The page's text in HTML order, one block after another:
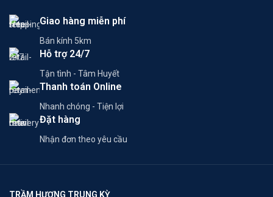
Giao hàng miễn phí
Bán kính 5km
Hỗ trợ 24/7
Tận tình - Tâm Huyết
Thanh toán Online
Nhanh chóng - Tiện lợi
Đặt hàng
Nhận đơn theo yêu cầu
TRẦM HƯƠNG TRUNG KỲ